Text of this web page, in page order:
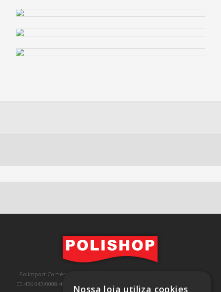
Polimport Comércio e Exportação LTDA, inscrita no CNPJ/MF sob o nº
00.436.042/0008-46, IE 407.458.707.103, com sede na Rua Kanebo, nº 175,
Nossa loja utiliza cookies